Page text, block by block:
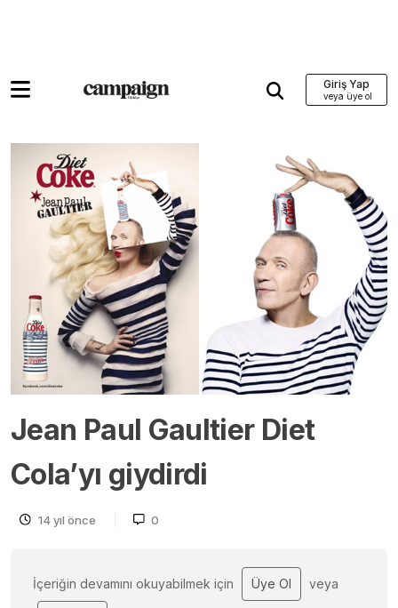
Giriş Yap
Jean Paul Gaultier Diet
Cola’yı giydirdi
14 yıl önce 0
İçeriğin devamını okuyabilmek için Üye Ol veya